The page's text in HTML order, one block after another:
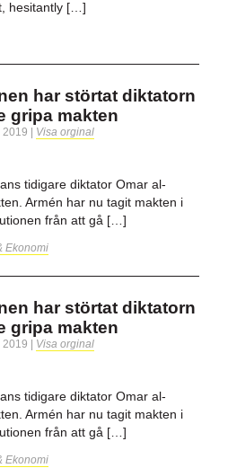
hesitantly […]
har störtat diktatorn
gripa makten
2019 Visa orginal
tidigare diktator Omar al-
Armén har nu tagit makten i
från att gå […]
Ekonomi
har störtat diktatorn
gripa makten
2019 Visa orginal
tidigare diktator Omar al-
Armén har nu tagit makten i
från att gå […]
Ekonomi